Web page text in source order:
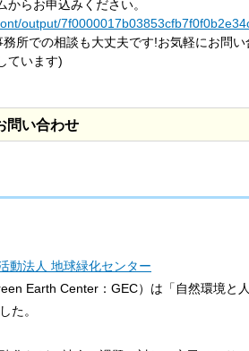
らお申込みください。
output/
所での相談も大丈夫です!お気軽にお問
ています)
問い合わせ
動法人 地球緑化センター
Earth Center：GEC）は「自然環境と
た。